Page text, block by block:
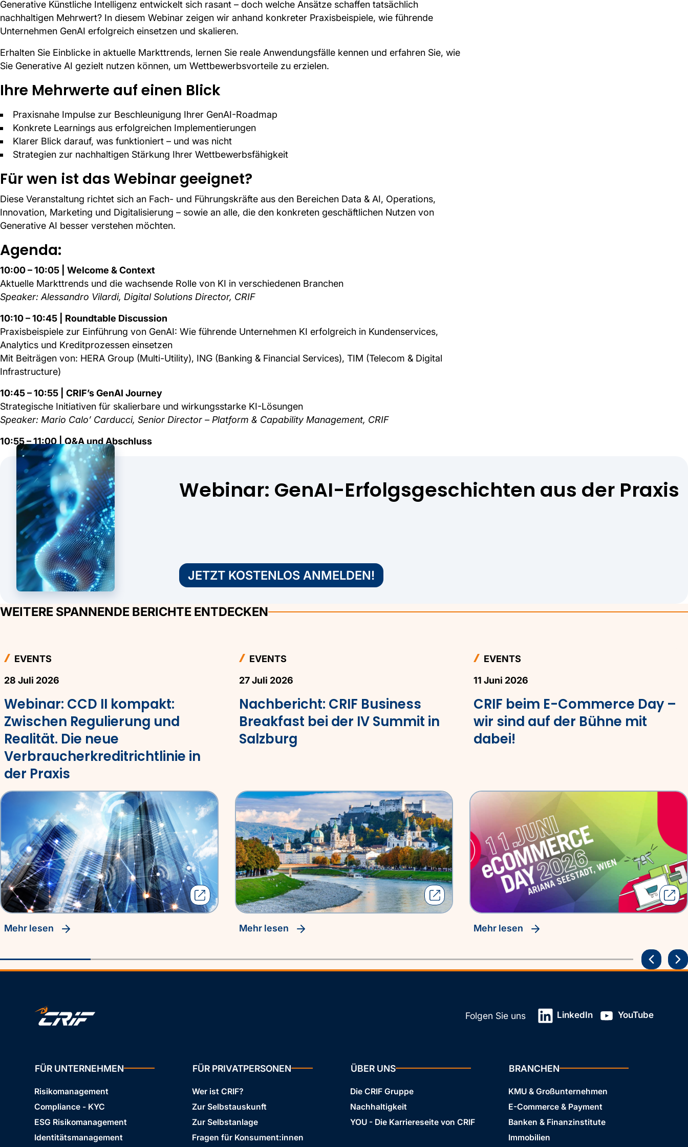
Generative Künstliche Intelligenz entwickelt sich rasant – doch welche Ansätze schaffen tatsächlich
nachhaltigen Mehrwert? In diesem Webinar zeigen wir anhand konkreter Praxisbeispiele, wie führende
Unternehmen GenAI erfolgreich einsetzen und skalieren.
Erhalten Sie Einblicke in aktuelle Markttrends, lernen Sie reale Anwendungsfälle kennen und erfahren Sie, wie
Sie Generative AI gezielt nutzen können, um Wettbewerbsvorteile zu erzielen.
Ihre Mehrwerte auf einen Blick
Praxisnahe Impulse zur Beschleunigung Ihrer GenAI-Roadmap
Konkrete Learnings aus erfolgreichen Implementierungen
Klarer Blick darauf, was funktioniert – und was nicht
Strategien zur nachhaltigen Stärkung Ihrer Wettbewerbsfähigkeit
Für wen ist das Webinar geeignet?
Diese Veranstaltung richtet sich an Fach- und Führungskräfte aus den Bereichen Data & AI, Operations,
Innovation, Marketing und Digitalisierung – sowie an alle, die den konkreten geschäftlichen Nutzen von
Generative AI besser verstehen möchten.
Agenda:
10:00 – 10:05 | Welcome & Context
Aktuelle Markttrends und die wachsende Rolle von KI in verschiedenen Branchen
Speaker: Alessandro Vilardi, Digital Solutions Director, CRIF
10:10 – 10:45 | Roundtable Discussion
Praxisbeispiele zur Einführung von GenAI: Wie führende Unternehmen KI erfolgreich in Kundenservices,
Analytics und Kreditprozessen einsetzen
Mit Beiträgen von: HERA Group (Multi-Utility), ING (Banking & Financial Services), TIM (Telecom & Digital
Infrastructure)
10:45 – 10:55 | CRIF’s GenAI Journey
Strategische Initiativen für skalierbare und wirkungsstarke KI-Lösungen
Speaker: Mario Calo’ Carducci, Senior Director – Platform & Capability Management, CRIF
10:55 – 11:00 | Q&A und Abschluss
Webinar: GenAI-Erfolgsgeschichten aus der Praxis
JETZT KOSTENLOS ANMELDEN!
WEITERE SPANNENDE BERICHTE ENTDECKEN
EVENTS
28 Juli 2026
Webinar: CCD II kompakt:
Zwischen Regulierung und
Realität. Die neue
Verbraucherkreditrichtlinie in
der Praxis
Mehr lesen
EVENTS
27 Juli 2026
Nachbericht: CRIF Business
Breakfast bei der IV Summit in
Salzburg
Mehr lesen
EVENTS
11 Juni 2026
CRIF beim E-Commerce Day –
wir sind auf der Bühne mit
dabei!
Mehr lesen
Folgen Sie uns LinkedIn YouTube
FÜR UNTERNEHMEN
Risikomanagement
Compliance - KYC
ESG Risikomanagement
Identitätsmanagement
FÜR PRIVATPERSONEN
Wer ist CRIF?
Zur Selbstauskunft
Zur Selbstanlage
Fragen für Konsument:innen
ÜBER UNS
Die CRIF Gruppe
Nachhaltigkeit
YOU - Die Karriereseite von CRIF
BRANCHEN
KMU & Großunternehmen
E-Commerce & Payment
Banken & Finanzinstitute
Immobilien